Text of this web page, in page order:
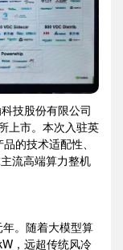
技股份有限公司
上市。本次入驻英
的技术适配性、
流高端算力整机
。随着大模型算
，远超传统风冷